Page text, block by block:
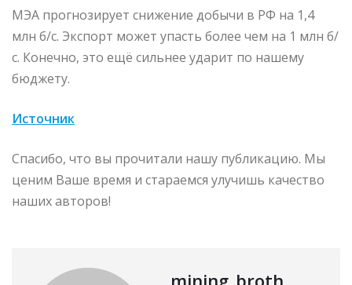
МЭА прогнозирует снижение добычи в РФ на 1,4
млн б/с. Экспорт может упасть более чем на 1 млн б/
с. Конечно, это ещё сильнее ударит по нашему
бюджету.
Источник
Спасибо, что вы прочитали нашу публикацию. Мы
ценим Ваше время и стараемся улучишь качество
наших авторов!